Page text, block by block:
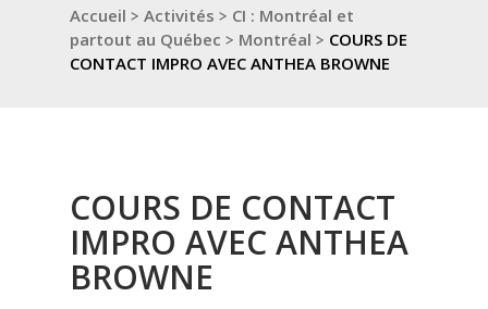
Accueil > Activités > CI : Montréal et
partout au Québec > Montréal > COURS DE
CONTACT IMPRO AVEC ANTHEA BROWNE
COURS DE CONTACT
IMPRO AVEC ANTHEA
BROWNE